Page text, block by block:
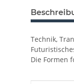
Technik,
Die Formen